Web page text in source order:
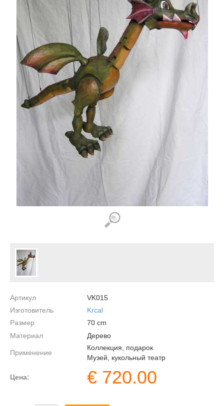
Артикул
VK015
Изготовитель
Krcal
Размер
70 cm
Материал
Дерево
Применение
Коллекция, подарок
Музей, кукольный театр
Цена: € 720.00